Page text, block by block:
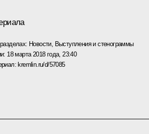
Новости, Выступления и стенограммы
18 марта 2018 года, 23:40
kremlin.ru/d/57085